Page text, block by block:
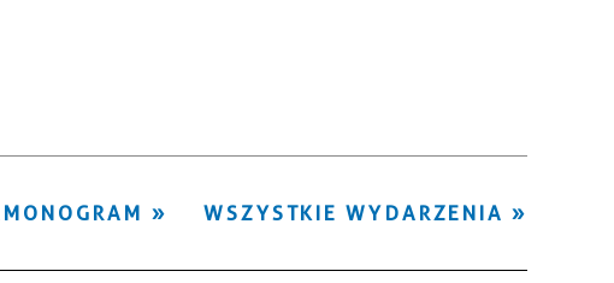
Miejsce
WSZYSTKIE WYDARZENIA